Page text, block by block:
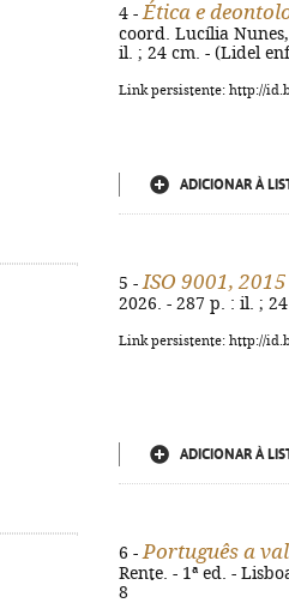
4 - Ética e
coord. Lucília
il. ; 24 cm. - (Lidel
Link persistente: http://
ADICIONAR À
5 - ISO 9001, 2015
2026. - 287 p. : il. ;
Link persistente: http://
ADICIONAR À
6 - Português a
Rente. - 1ª ed. -
8